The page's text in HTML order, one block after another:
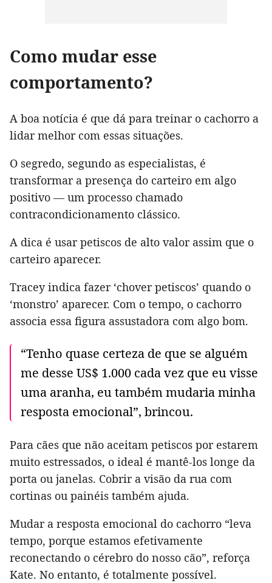
Como mudar esse
comportamento?
A boa notícia é que dá para treinar o cachorro a
lidar melhor com essas situações.
O segredo, segundo as especialistas, é
transformar a presença do carteiro em algo
positivo — um processo chamado
contracondicionamento clássico.
A dica é usar petiscos de alto valor assim que o
carteiro aparecer.
Tracey indica fazer ‘chover petiscos’ quando o
‘monstro’ aparecer. Com o tempo, o cachorro
associa essa figura assustadora com algo bom.
“Tenho quase certeza de que se alguém
me desse US$ 1.000 cada vez que eu visse
uma aranha, eu também mudaria minha
resposta emocional”, brincou.
Para cães que não aceitam petiscos por estarem
muito estressados, o ideal é mantê-los longe da
porta ou janelas. Cobrir a visão da rua com
cortinas ou painéis também ajuda.
Mudar a resposta emocional do cachorro “leva
tempo, porque estamos efetivamente
reconectando o cérebro do nosso cão”, reforça
Kate. No entanto, é totalmente possível.